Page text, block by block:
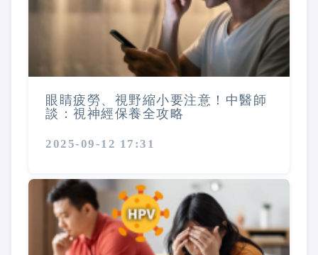
眼睛疲勞、視野縮小要注意！中醫師
談：視神經保養全攻略
2025-09-12 17:31